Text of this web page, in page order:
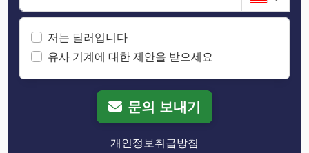
저는 딜러입니다
유사 기계에 대한 제안을 받으세요
문의 보내기
개인정보취급방침